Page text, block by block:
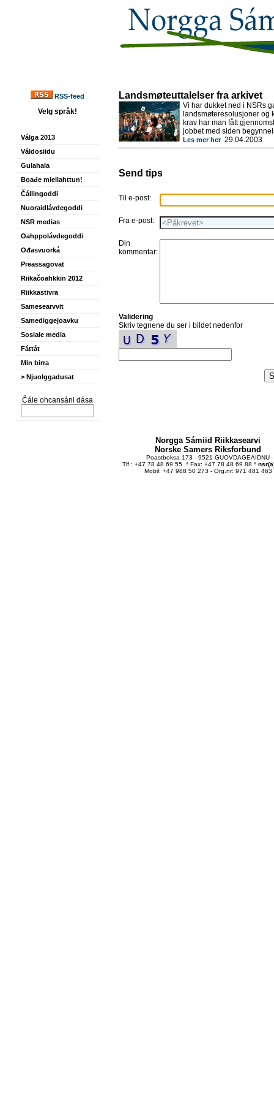
RSS-feed
Velg språk!
Válga 2013
Váldosiidu
Gulahala
Boađe miellahttun!
Čállingoddi
Nuoraidlávdegoddi
NSR medias
Oahppolávdegoddi
Ođasvuorká
Preassagovat
Riikačoahkkin 2012
Riikkastivra
Samesearvvit
Samediggejoavku
Sosiale media
Fáttát
Min birra
> Njuolggadusat
Čále ohcansáni dása
Landsmøteuttalelser fra arkivet
Vi har dukket ned i NSRs
landsmøteresolusjoner og
krav har man fått
jobbet med siden
Les mer her29.04.2003
Send tips
Til e-post:
Fra e-post:
Din
kommentar:
Validering
Skriv tegnene du ser i bildet nedenfor
Norgga Sámiid Riikkasearvi
Norske Samers Riksforbund
Poastboksa 173 - 9521 GUOVDAGEAIDNU
Tlf.: +47 78 48 69 55 * Fax: +47 78 48 69 88 *
Mobil: +47 988 50 273 - Org.nr: 971 481 463